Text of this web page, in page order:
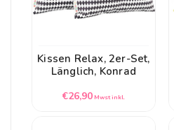
Kissen Relax, 2er-Set,
Länglich, Konrad
Normaler
€26,90 Mwst inkl.